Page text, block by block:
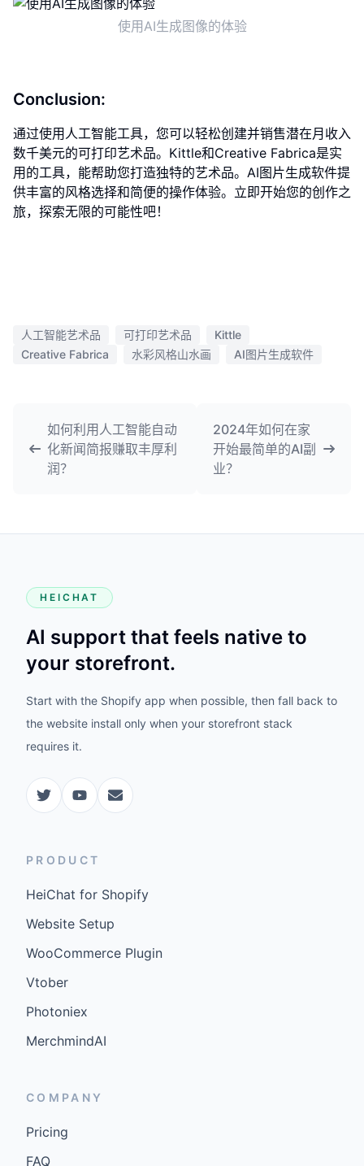
使用AI生成图像的体验
Conclusion:
通过使用人工智能工具，您可以轻松创建并销售潜在月收入
数千美元的可打印艺术品。Kittle和Creative Fabrica是实
用的工具，能帮助您打造独特的艺术品。AI图片生成软件提
供丰富的风格选择和简便的操作体验。立即开始您的创作之
旅，探索无限的可能性吧！
人工智能艺术品 可打印艺术品
Kittle
Creative Fabrica
水彩风格山水画 AI图片生成软件
如何利用人工智能自动
化新闻简报赚取丰厚利
润？
2024年如何在家
开始最简单的AI副
业？
HEICHAT
AI support that feels native to
your storefront.
Start with the Shopify app when possible, then fall back to
the website install only when your storefront stack
requires it.
PRODUCT
HeiChat for Shopify
Website Setup
WooCommerce Plugin
Vtober
Photoniex
MerchmindAI
COMPANY
Pricing
FAQ